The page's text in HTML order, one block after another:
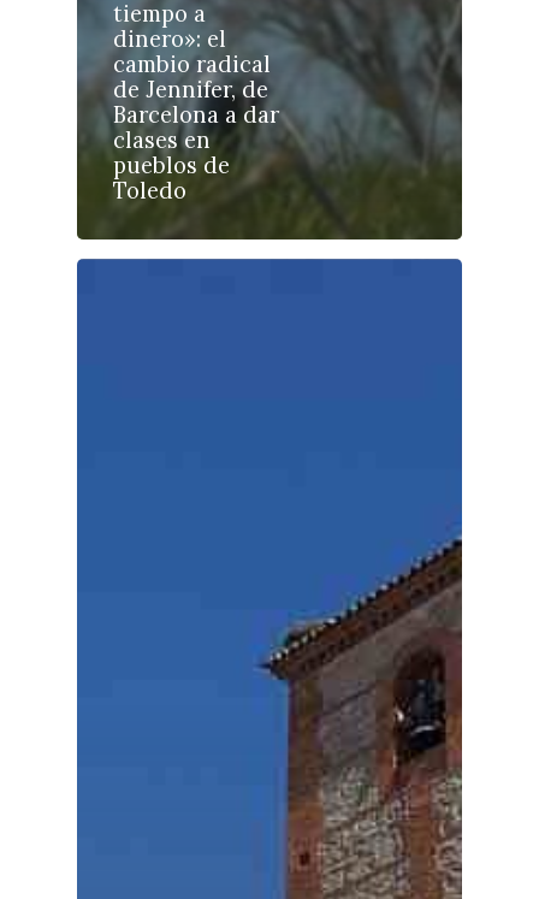
tiempo a
dinero»: el
cambio radical
de Jennifer, de
Barcelona a dar
clases en
pueblos de
Toledo
Toledo
Ciudad Real
Albacete
Cuenca
Talavera
Sanidad
Economía
Educación
Cultura
Deportes